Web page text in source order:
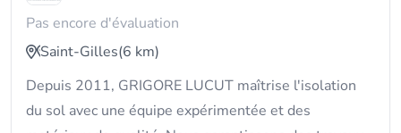
Pas encore d'évaluation
Saint-Gilles(6 km)
Depuis 2011, GRIGORE LUCUT maîtrise l'isolation
du sol avec une équipe expérimentée et des